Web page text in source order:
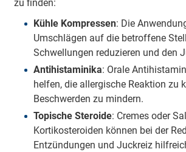
zu finden:
Kühle Kompressen: Die
Umschlägen auf die betroffene
Schwellungen reduzieren und den
Antihistaminika: Orale
helfen, die allergische Reaktion zu
Beschwerden zu mindern.
Topische Steroide: Cremes oder
Kortikosteroiden können bei der
Entzündungen und Juckreiz